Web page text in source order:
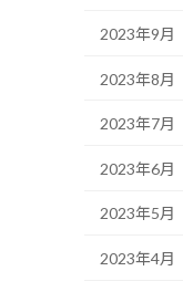
2023年9月
2023年8月
2023年7月
2023年6月
2023年5月
2023年4月